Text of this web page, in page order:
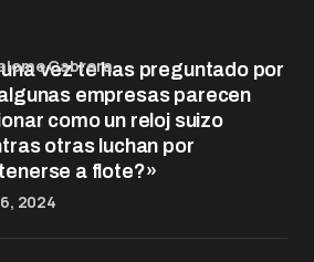
vez te has preguntado por
empresas parecen
como un reloj suizo
otras luchan por
a flote?»
Cabrera
2024